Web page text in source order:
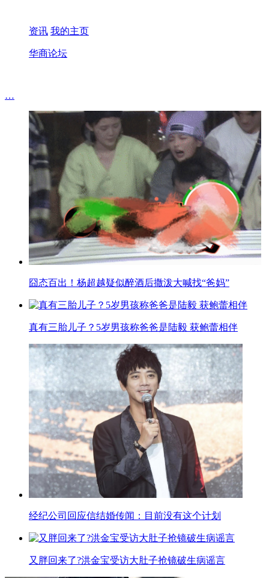
资讯 我的主页
华商论坛
…
囧态百出！杨超越疑似醉酒后撒泼大喊找“爸妈”
真有三胎儿子？5岁男孩称爸爸是陆毅 获鲍蕾相伴
经纪公司回应信结婚传闻：目前没有这个计划
又胖回来了?洪金宝受访大肚子抢镜破生病谣言